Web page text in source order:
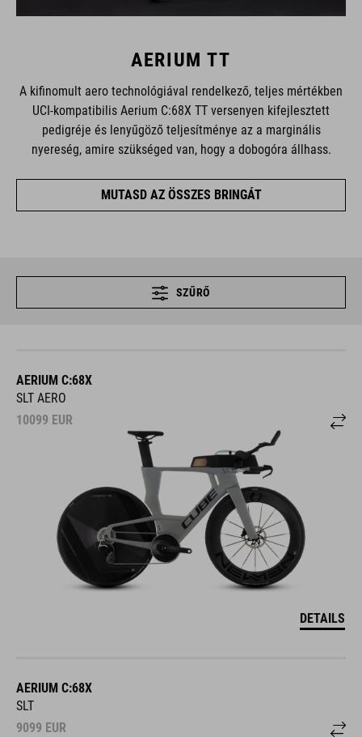
AERIUM TT
A kifinomult aero technológiával rendelkező, teljes mértékben
UCI-kompatibilis Aerium C:68X TT versenyen kifejlesztett
pedigréje és lenyűgöző teljesítménye az a marginális
nyereség, amire szükséged van, hogy a dobogóra állhass.
MUTASD AZ ÖSSZES BRINGÁT
SZŰRŐ
AERIUM C:68X
SLT AERO
10099 EUR
DETAILS
AERIUM C:68X
SLT
9099 EUR